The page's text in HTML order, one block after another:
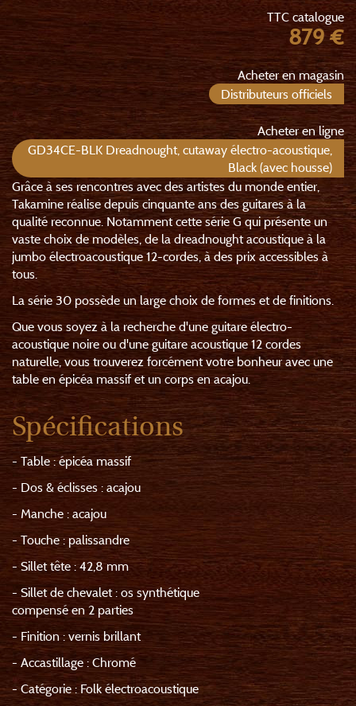
TTC catalogue
879 €
Acheter en magasin
Distributeurs officiels
Acheter en ligne
GD34CE-BLK Dreadnought, cutaway électro-acoustique,
Black (avec housse)
Grâce à ses rencontres avec des artistes du monde entier,
Takamine réalise depuis cinquante ans des guitares à la
qualité reconnue. Notamment cette série G qui présente un
vaste choix de modèles, de la dreadnought acoustique à la
jumbo électroacoustique 12-cordes, à des prix accessibles à
tous.
La série 30 possède un large choix de formes et de finitions.
Que vous soyez à la recherche d'une guitare électro-
acoustique noire ou d'une guitare acoustique 12 cordes
naturelle, vous trouverez forcément votre bonheur avec une
table en épicéa massif et un corps en acajou.
Spécifications
- Table : épicéa massif
- Dos & éclisses : acajou
- Manche : acajou
- Touche : palissandre
- Sillet tête : 42,8 mm
- Sillet de chevalet : os synthétique
compensé en 2 parties
- Finition : vernis brillant
- Accastillage : Chromé
- Catégorie : Folk électroacoustique